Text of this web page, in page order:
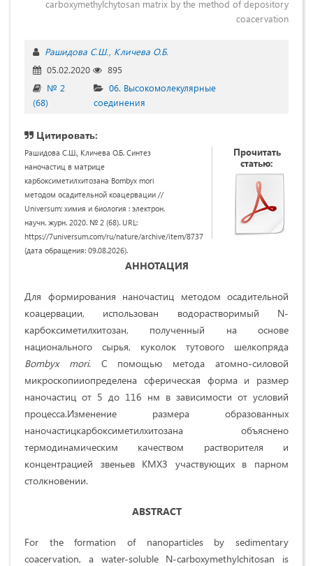
carboxymethylchytosan matrix by the method of depository
coacervation
Рашидова С.Ш. Кличева О.Б.
05.02.2020
895
№ 2
(68)
06. Высокомолекулярные
соединения
Цитировать:
Рашидова С.Ш., Кличева О.Б. Синтез
наночастиц в матрице
карбоксиметилхитозана Bombyx mori
методом осадительной коацервации //
Universum: химия и биология : электрон.
научн. журн. 2020. № 2 (68). URL:
https://7universum.com/ru/nature/archive/item/8737
(дата обращения: 09.08.2026).
Прочитать
статью:
АННОТАЦИЯ
Для формирования наночастиц методом осадительной
коацервации, использован водорастворимый N-
карбоксиметилхитозан, полученный на основе
национального сырья, куколок тутового шелкопряда
Bombyx mori. С помощью метода атомно-силовой
микроскопииопределена сферическая форма и размер
наночастиц от 5 до 116 нм в зависимости от условий
процесса.Изменение размера образованных
наночастицкарбоксиметилхитозана объяснено
термодинамическим качеством растворителя и
концентрацией звеньев КМХЗ участвующих в парном
столкновении.
ABSTRACT
For the formation of nanoparticles by sedimentary
coacervation, a water-soluble N-carboxymethylchitosan is